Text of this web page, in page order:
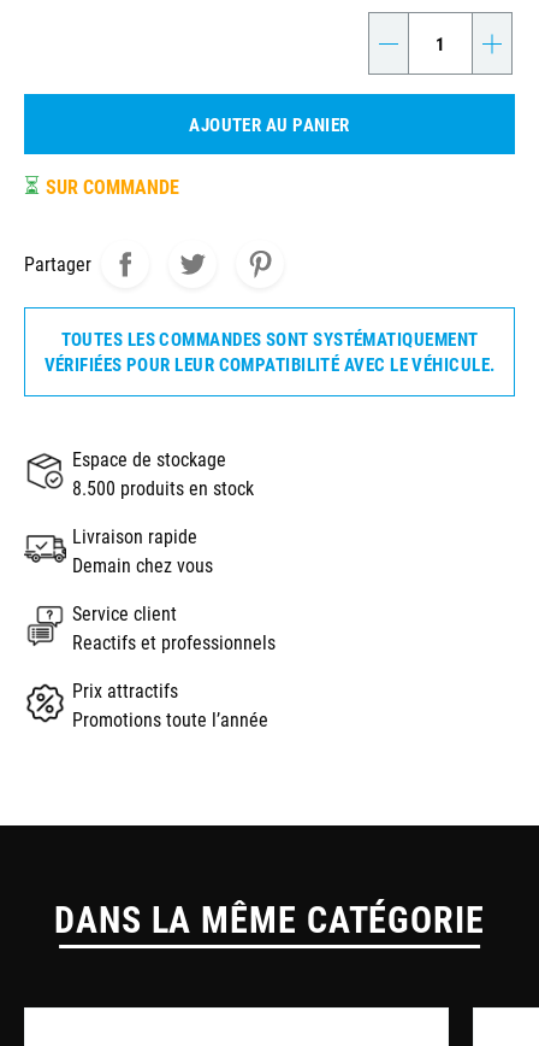
- +
AJOUTER AU PANIER
⏳ SUR COMMANDE
Partager
TOUTES LES COMMANDES SONT SYSTÉMATIQUEMENT
VÉRIFIÉES POUR LEUR COMPATIBILITÉ AVEC LE VÉHICULE.
Espace de stockage
8.500 produits en stock
Livraison rapide
Demain chez vous
Service client
Reactifs et professionnels
Prix attractifs
Promotions toute l’année
DANS LA MÊME CATÉGORIE